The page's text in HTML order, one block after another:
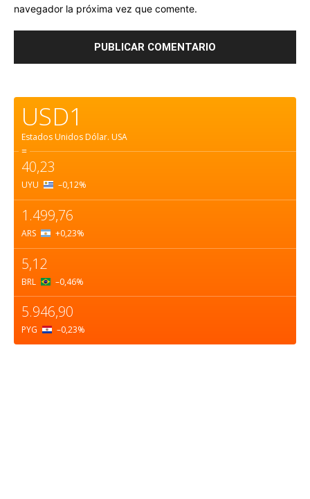
navegador la próxima vez que comente.
USD1
Estados Unidos Dólar. USA
=
40,23
UYU –0,12%
1.499,76
ARS +0,23%
5,12
BRL –0,46%
5.946,90
PYG –0,23%